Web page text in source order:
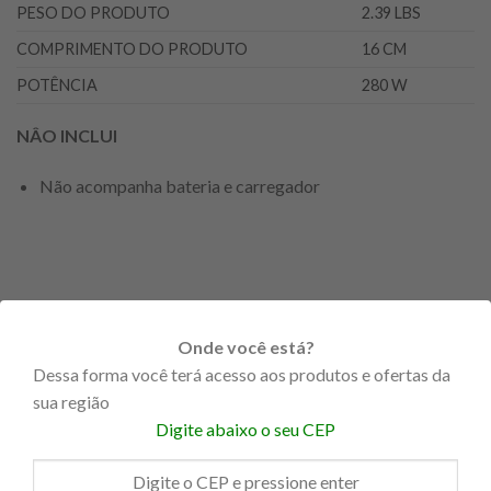
PESO DO PRODUTO
2.39 LBS
COMPRIMENTO DO PRODUTO
16 CM
POTÊNCIA
280 W
NÂO INCLUI
Não acompanha bateria e carregador
FORA DE
Onde você está?
Dessa forma você terá acesso aos produtos e ofertas da
sua região
Digite abaixo o seu CEP